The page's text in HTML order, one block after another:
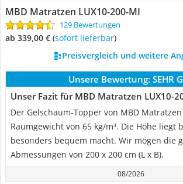
MBD Matratzen LUX10-200-MI
129 Bewertungen
ab 339,00 € ( Sofort lieferbar)
Preisvergleich und weitere
Unsere Bewertung: SEHR
Unser Fazit für MBD Matratzen LUX10-
Der Gelschaum-Topper von MBD
Raumgewicht von 65 kg/m³. Die Höhe liegt
besonders bequem macht. Wir mögen die
Abmessungen von 200 x 200 cm (L x B).
08/2026